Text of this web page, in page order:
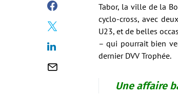
Tabor, la ville de la
cyclo-cross, avec
U23, et de belles
– qui pourrait bien
dernier DVV Trophée.
Une affaire